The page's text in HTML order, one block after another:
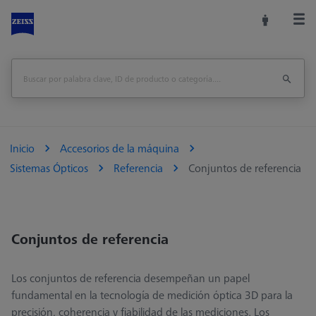
Inicio
Accesorios de la máquina
Sistemas Ópticos
Referencia Conjuntos de referencia
Conjuntos de referencia
Los conjuntos de referencia desempeñan un papel
fundamental en la tecnología de medición óptica 3D para la
precisión, coherencia y fiabilidad de las mediciones. Los